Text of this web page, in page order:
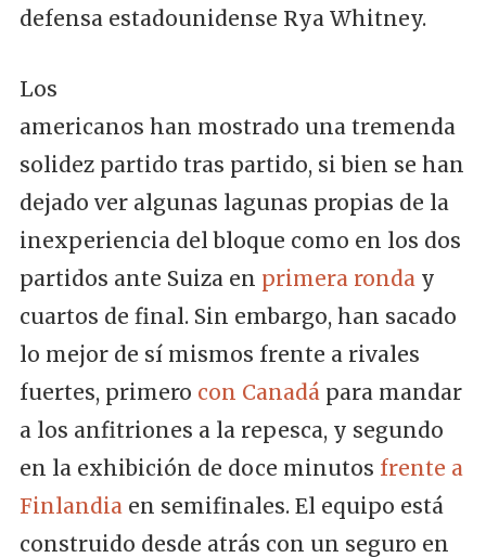
defensa estadounidense Rya Whitney.
Los
americanos han mostrado una tremenda
solidez partido tras partido, si bien se han
dejado ver algunas lagunas propias de la
inexperiencia del bloque como en los dos
partidos ante Suiza en primera ronday
cuartos de final. Sin embargo, han sacado
lo mejor de sí mismos frente a rivales
fuertes, primero con Canadápara mandar
a los anfitriones a la repesca, y segundo
en la exhibición de doce minutos frente a
Finlandiaen semifinales. El equipo está
construido desde atrás con un seguro en